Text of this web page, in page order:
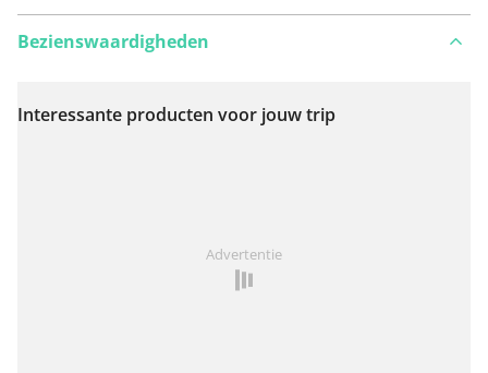
Bekijk op kaart
Bezienswaardigheden
Interessante producten voor jouw trip
Advertentie